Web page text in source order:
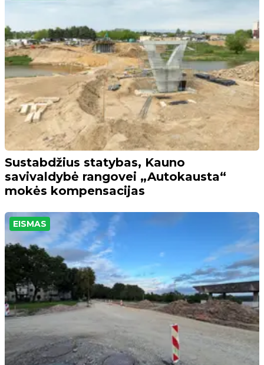
Sustabdžius statybas, Kauno
savivaldybė rangovei „Autokausta“
mokės kompensacijas
EISMAS